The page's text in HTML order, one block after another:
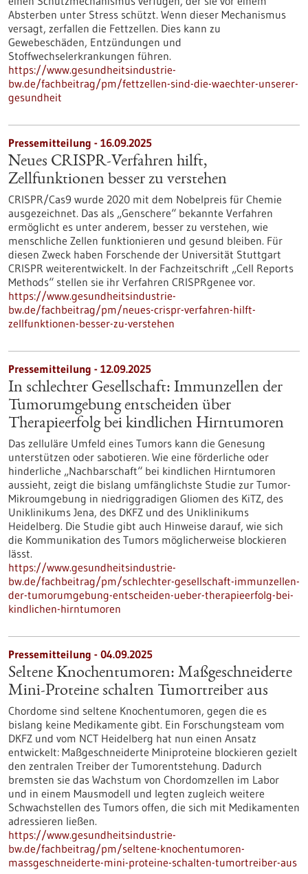
Absterben unter Stress schützt. Wenn dieser Mechanismus
versagt, zerfallen die Fettzellen. Dies kann zu
Gewebeschäden, Entzündungen und
Stoffwechselerkrankungen führen.
https://www.gesundheitsindustrie-
bw.de/fachbeitrag/pm/fettzellen-sind-die-waechter-unserer-
gesundheit
Pressemitteilung - 16.09.2025
Neues CRISPR-Verfahren hilft,
Zellfunktionen besser zu verstehen
CRISPR/Cas9 wurde 2020 mit dem Nobelpreis für Chemie
ausgezeichnet. Das als „Genschere“ bekannte Verfahren
ermöglicht es unter anderem, besser zu verstehen, wie
menschliche Zellen funktionieren und gesund bleiben. Für
diesen Zweck haben Forschende der Universität Stuttgart
CRISPR weiterentwickelt. In der Fachzeitschrift „Cell Reports
Methods“ stellen sie ihr Verfahren CRISPRgenee vor.
https://www.gesundheitsindustrie-
bw.de/fachbeitrag/pm/neues-crispr-verfahren-hilft-
zellfunktionen-besser-zu-verstehen
Pressemitteilung - 12.09.2025
In schlechter Gesellschaft: Immunzellen der
Tumorumgebung entscheiden über
Therapieerfolg bei kindlichen Hirntumoren
Das zelluläre Umfeld eines Tumors kann die Genesung
unterstützen oder sabotieren. Wie eine förderliche oder
hinderliche „Nachbarschaft“ bei kindlichen Hirntumoren
aussieht, zeigt die bislang umfänglichste Studie zur Tumor-
Mikroumgebung in niedriggradigen Gliomen des KiTZ, des
Uniklinikums Jena, des DKFZ und des Uniklinikums
Heidelberg. Die Studie gibt auch Hinweise darauf, wie sich
die Kommunikation des Tumors möglicherweise blockieren
lässt.
https://www.gesundheitsindustrie-
bw.de/fachbeitrag/pm/schlechter-gesellschaft-immunzellen-
der-tumorumgebung-entscheiden-ueber-therapieerfolg-bei-
kindlichen-hirntumoren
Pressemitteilung - 04.09.2025
Seltene Knochentumoren: Maßgeschneiderte
Mini-Proteine schalten Tumortreiber aus
Chordome sind seltene Knochentumoren, gegen die es
bislang keine Medikamente gibt. Ein Forschungsteam vom
DKFZ und vom NCT Heidelberg hat nun einen Ansatz
entwickelt: Maßgeschneiderte Miniproteine blockieren gezielt
den zentralen Treiber der Tumorentstehung. Dadurch
bremsten sie das Wachstum von Chordomzellen im Labor
und in einem Mausmodell und legten zugleich weitere
Schwachstellen des Tumors offen, die sich mit Medikamenten
adressieren ließen.
https://www.gesundheitsindustrie-
bw.de/fachbeitrag/pm/seltene-knochentumoren-
massgeschneiderte-mini-proteine-schalten-tumortreiber-aus